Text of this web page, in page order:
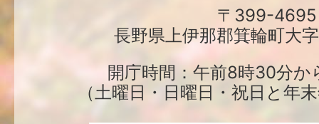
役
場
〒399-4695
長野県上伊那郡箕輪町大
開庁時間：午前8時30分か
（土曜日・日曜日・祝日と年